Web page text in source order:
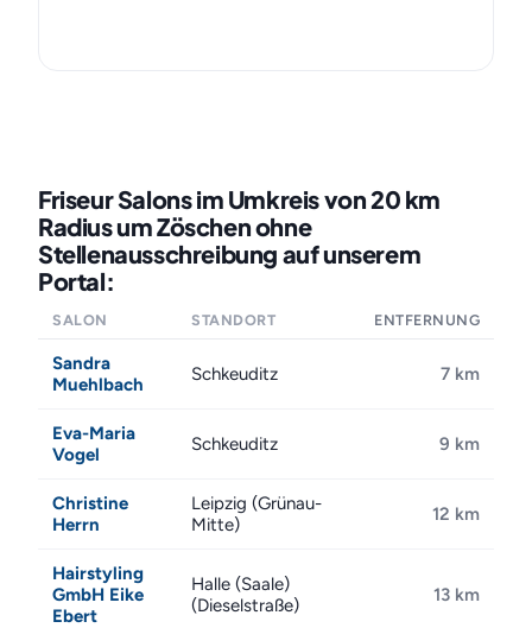
Friseur Salons im Umkreis von 20 km
Radius um Zöschen ohne
Stellenausschreibung auf unserem
Portal:
SALON STANDORT ENTFERNUNG
Sandra
Muehlbach
Schkeuditz 7 km
Eva-Maria
Vogel
Schkeuditz 9 km
Christine
Herrn
Leipzig (Grünau-
Mitte)
12 km
Hairstyling
GmbH Eike
Ebert
Halle (Saale)
(Dieselstraße)
13 km